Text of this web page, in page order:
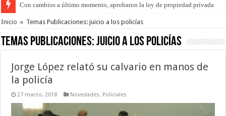
Con cambios a último momento, aprobaron la ley de propiedad privada
Del viernes 7 al domingo 9 de agosto: la agenda ¿A dónde ir? para este
Inicio » Temas Publicaciones: juicio a los policías
Temas Publicaciones:juicio a los policías
Jorge López relató su calvario en manos de
la policía
27 marzo, 2018 Novedades, Policiales